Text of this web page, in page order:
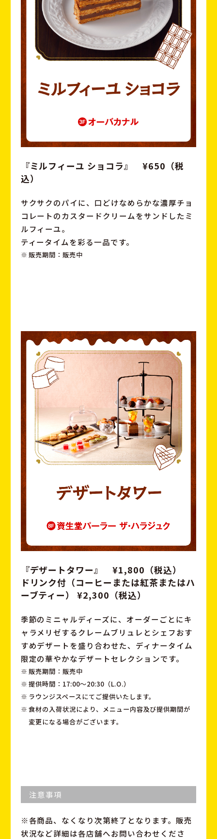
『ミルフィーユ ショコラ』 ¥650（税
込）
サクサクのパイに、口どけなめらかな濃厚チョ
コレートの カスタードクリームをサンドしたミ
ルフィーユ。
ティータイムを彩る一品です。
販売期間：販売中
『デザートタワー』 ¥1,800（税込）
ドリンク付（コーヒーまたは紅茶またはハ
ーブティー） ¥2,300（税込）
季節のミニャルディーズに、 オーダーごとにキ
ャラメリゼするクレームブリュレとシェフおす
すめデザートを盛り合わせた、 ディナータイム
限定の華やかなデザートセレクションです。
販売期間：販売中
提供時間：17:00〜20:30（L.O.）
ラウンジスペースにてご提供いたします。
食材の入荷状況により、メニュー内容及び提供期間が
変更になる場合がございます。
注意事項
※各商品、なくなり次第終了となります。販売
状況など詳細は各店舗へお問い合わせくださ